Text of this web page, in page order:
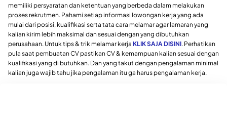
memiliki persyaratan dan ketentuan yang berbeda dalam melakukan
proses rekrutmen. Pahami setiap informasi lowongan kerja yang ada
mulai dari posisi, kualifikasi serta tata cara melamar agar lamaran yang
kalian kirim lebih maksimal dan sesuai dengan yang dibutuhkan
perusahaan. Untuk tips & trik melamar kerja KLIK SAJA DISINI. Perhatikan
pula saat pembuatan CV pastikan CV & kemampuan kalian sesuai dengan
kualifikasi yang di butuhkan. Dan yang takut dengan pengalaman minimal
kalian juga wajib tahu jika pengalaman itu ga harus pengalaman kerja.